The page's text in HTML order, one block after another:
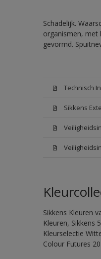
Schadelijk.
organismen, met
gevormd.
Technisch
Sikkens
Sikkens Kleuren
Kleuren, Sikkens
Kleurselectie
Colour Futures